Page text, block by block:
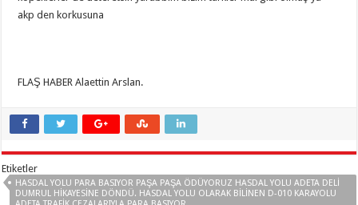
akp den korkusuna
FLAŞ HABER Alaettin Arslan.
Etiketler
HASDAL YOLU PARA BASIYOR PAŞA PAŞA ÖDÜYORUZ HASDAL YOLU ADETA DELİ
DUMRUL HİKAYESİNE DÖNDÜ. HASDAL YOLU OLARAK BILINEN D-010 KARAYOLU